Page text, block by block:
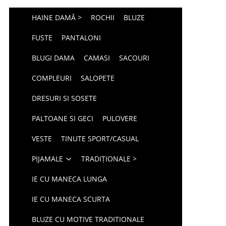
HAINE DAMĂ > ROCHII BLUZE
FUSTE PANTALONI
BLUGI DAMA CAMASI SACOURI
COMPLEURI SALOPETE
DRESURI SI SOSETE
PALTOANE SI GECI PULOVERE
VESTE TINUTE SPORT/CASUAL
PIJAMALE TRADIȚIONALE >
IE CU MANECA LUNGA
IE CU MANECA SCURTA
BLUZE CU MOTIVE TRADITIONALE